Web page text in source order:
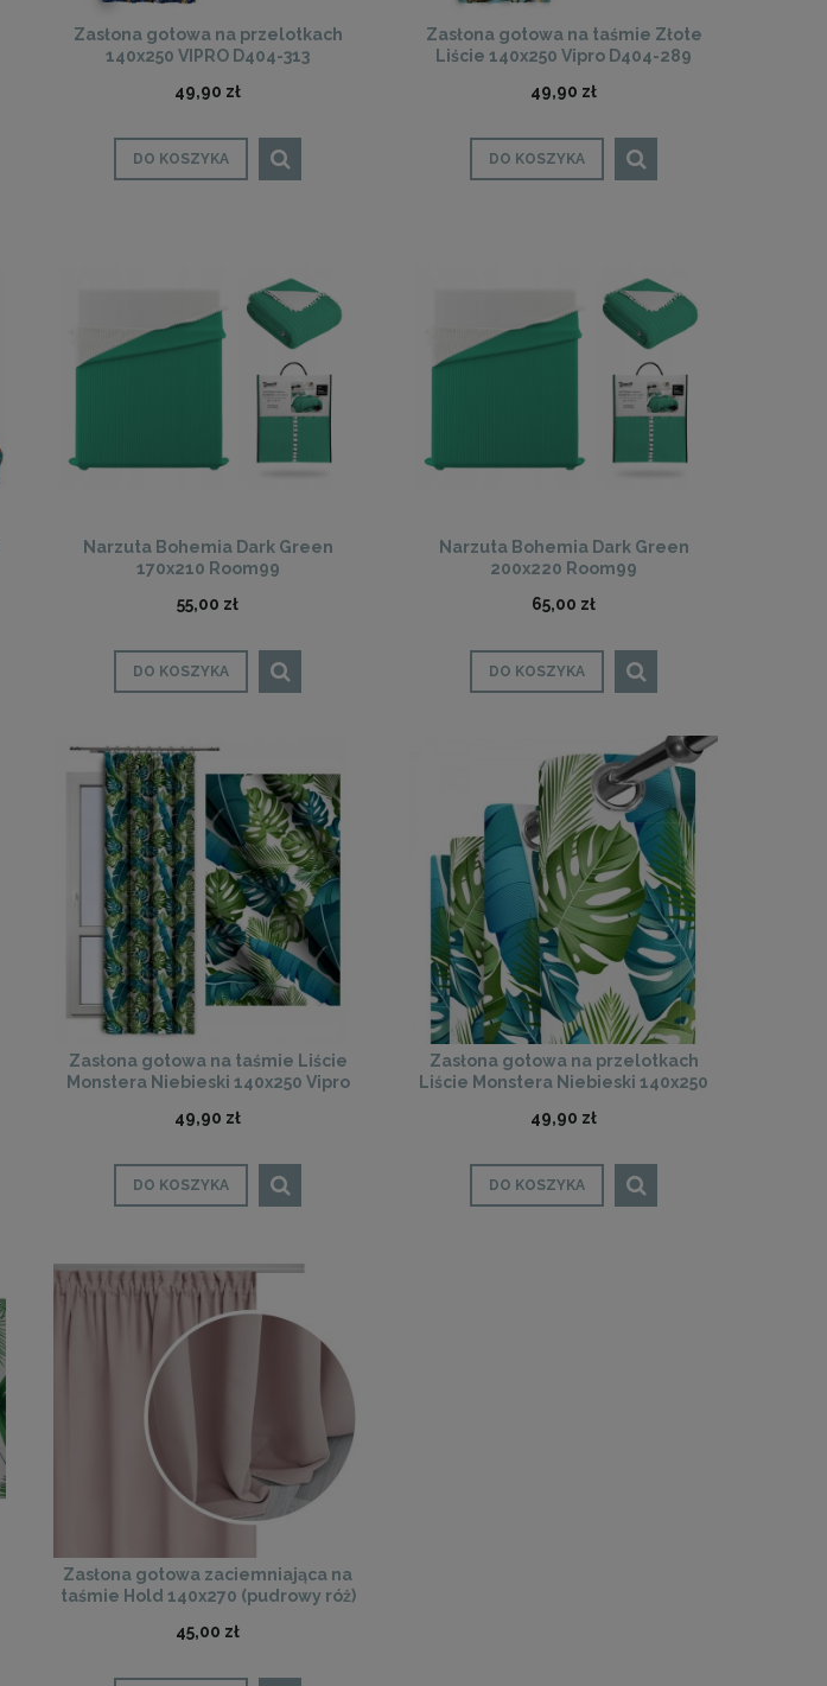
Zasłona gotowa na przelotkach
140x250 VIPRO D404-313
49,90 zł
DO KOSZYKA
Zasłona gotowa na taśmie Złote
Liście 140x250 Vipro D404-289
49,90 zł
DO KOSZYKA
Narzuta Bohemia Dark Green
170x210 Room99
55,00 zł
DO KOSZYKA
Narzuta Bohemia Dark Green
200x220 Room99
65,00 zł
DO KOSZYKA
Zasłona gotowa na taśmie Liście
Monstera Niebieski 140x250 Vipro
49,90 zł
DO KOSZYKA
Zasłona gotowa na przelotkach
Liście Monstera Niebieski 140x250
49,90 zł
DO KOSZYKA
Zasłona gotowa zaciemniająca na
taśmie Hold 140x270 (pudrowy róż)
45,00 zł